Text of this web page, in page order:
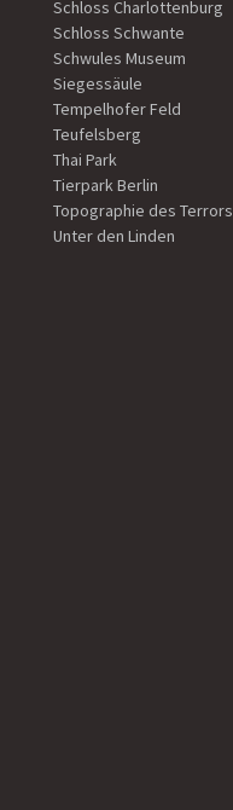
Schloss Charlottenburg
Schloss Schwante
Schwules Museum
Siegessäule
Tempelhofer Feld
Teufelsberg
Thai Park
Tierpark Berlin
Topographie des Terrors
Unter den Linden